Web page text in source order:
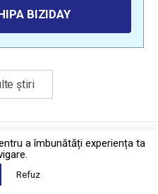
BIZIDAY
știri
·Contact
a îmbunătăți experiența ta
Refuz